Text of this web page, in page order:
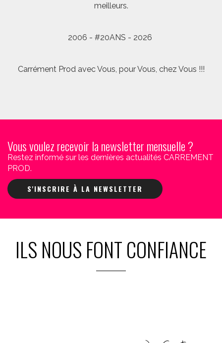
meilleurs.
2006 - #20ANS - 2026
Carrément Prod avec Vous, pour Vous, chez Vous !!!
Vous voulez recevoir la newsletter mensuelle ?
Restez informé sur les dernières actualités CARREMENT
PROD.
S'INSCRIRE À LA NEWSLETTER
ILS NOUS FONT CONFIANCE